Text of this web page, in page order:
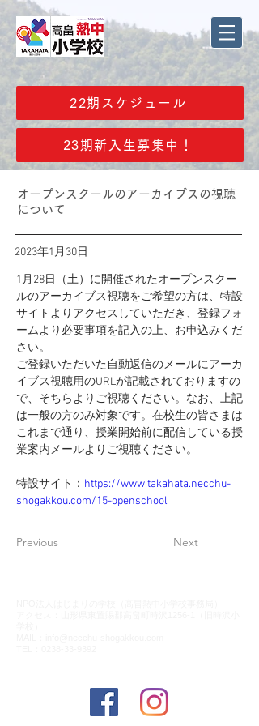
22期スケジュール
23期新入生募集中！
オープンスクールのアーカイブスの視聴
について
2023年1月30日
1月28日（土）に開催されたオープンスクー
ルのアーカイブス視聴をご希望の方は、特設
サイトよりアクセスしていただき、登録フォ
ームより必要事項を記入の上、お申込みくだ
さい。
ご登録いただいた自動返信のメールにアーカ
イブス視聴用のURLが記載されておりますの
で、そちらよりご視聴ください。なお、上記
は一般の方のみ対象です。在校生の皆さまは
これまで通り、授業開始前に配信している授
業案内メールよりご視聴ください。
特設サイト： https://www.takahata.necchu-
shogakkou.com/15-openschool
Previous Next